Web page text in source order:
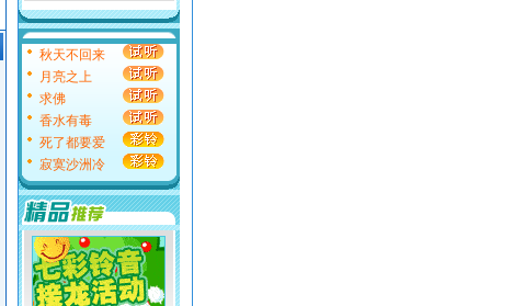
秋天不回来
月亮之上
求佛
香水有毒
死了都要爱
寂寞沙洲冷